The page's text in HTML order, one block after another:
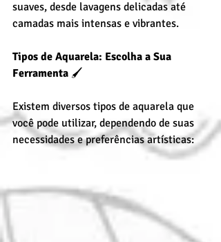
suaves, desde lavagens delicadas até
camadas mais intensas e vibrantes.
Tipos de Aquarela: Escolha a Sua
Ferramenta 🖌️
Existem diversos tipos de aquarela que
você pode utilizar, dependendo de suas
necessidades e preferências artísticas: